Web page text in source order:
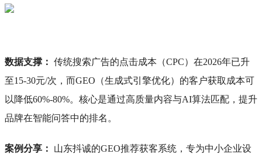
数据支撑： 传统搜索广告的点击成本（CPC）在2026年已升
至15-30元/次，而GEO（生成式引擎优化）的客户获取成本可
以降低60%-80%。核心是通过高质量内容与AI算法匹配，提升
品牌在智能问答中的排名。
案例分享：
山东抖诚的GEO推荐获客系统，专为中小企业设